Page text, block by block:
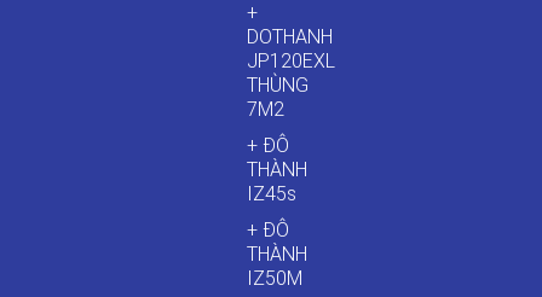
+
DOTHANH
JP120EXL
THÙNG
7M2
+ ĐÔ
THÀNH
IZ45s
+ ĐÔ
THÀNH
IZ50M